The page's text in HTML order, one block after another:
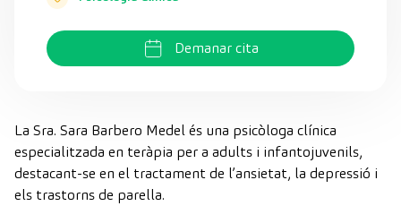
Demanar cita
La Sra. Sara Barbero Medel és una psicòloga clínica
especialitzada en teràpia per a adults i infantojuvenils,
destacant-se en el tractament de l’ansietat, la depressió i
els trastorns de parella.